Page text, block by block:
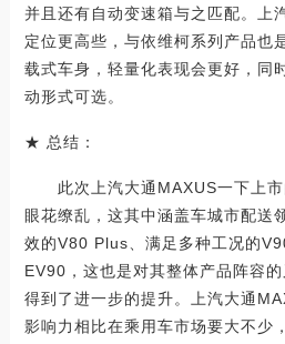
并且还有自动变速箱与之匹配。上
定位更高些，与依维柯系列产品也
载式车身，轻量化表现会更好，同
动形式可选。
★ 总结：
此次上汽大通MAXUS一下上市
眼花缭乱，这其中涵盖车城市配送
效的V80 Plus、满足多种工况的
EV90，这也是对其整体产品阵容
得到了进一步的提升。上汽大通
影响力相比在乘用车市场要大不少